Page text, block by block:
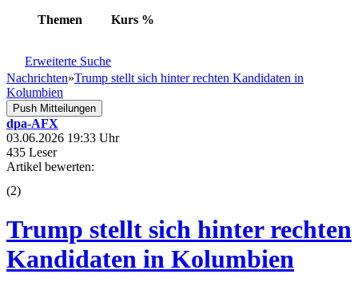
Themen Kurs %
Erweiterte Suche
Nachrichten»Trump stellt sich hinter rechten Kandidaten in
Kolumbien
Push Mitteilungen
dpa-AFX
03.06.2026 19:33 Uhr
435 Leser
Artikel bewerten:
(2)
Trump stellt sich hinter rechten
Kandidaten in Kolumbien